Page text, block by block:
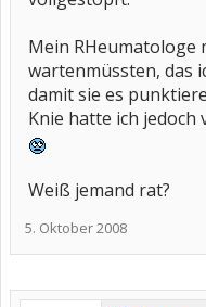
Mein RHeumatologe
wartenmüssten, das
damit sie es
Knie hatte ich jedoch
Weiß jemand rat?
5. Oktober 2008